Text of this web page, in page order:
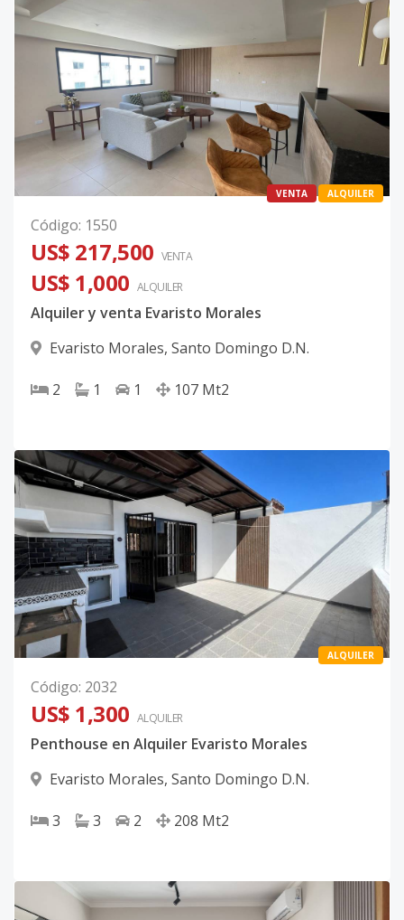
VENTA ALQUILER
Código: 1550
US$ 217,500 VENTA
US$ 1,000 ALQUILER
Alquiler y venta Evaristo Morales
Evaristo Morales, Santo Domingo D.N.
2 1 1 107 Mt2
ALQUILER
Código: 2032
US$ 1,300 ALQUILER
Penthouse en Alquiler Evaristo Morales
Evaristo Morales, Santo Domingo D.N.
3 3 2 208 Mt2